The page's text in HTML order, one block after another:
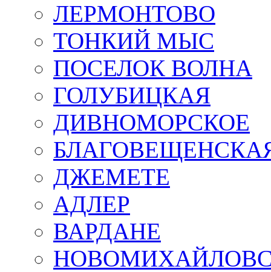
ЛЕРМОНТОВО
ТОНКИЙ МЫС
ПОСЕЛОК ВОЛНА
ГОЛУБИЦКАЯ
ДИВНОМОРСКОЕ
ДЖЕМЕТЕ
АДЛЕР
ВАРДАНЕ